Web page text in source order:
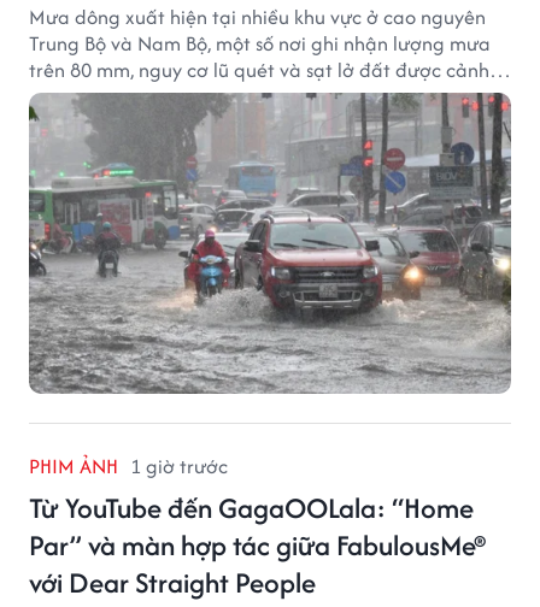
Mưa dông xuất hiện tại nhiều khu vực ở cao nguyên
Trung Bộ và Nam Bộ, một số nơi ghi nhận lượng mưa
trên 80 mm, nguy cơ lũ quét và sạt lở đất được cảnh
báo.
PHIM ẢNH 1 giờ trước
Từ YouTube đến GagaOOLala: “Home
Par” và màn hợp tác giữa FabulousMe®
với Dear Straight People